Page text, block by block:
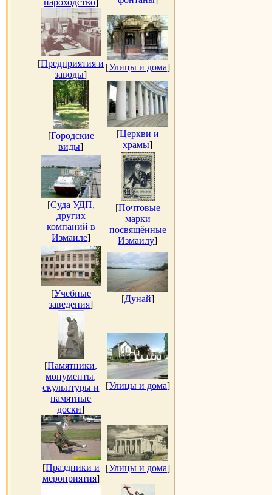
пароходство
[Предприятия и
заводы]
[Улицы и дома]
[Городские
виды]
[Церкви и
храмы]
[Суда УДП,
других
компаний в
Измаиле]
[Почтовые
марки
посвящённые
Измаилу]
[Учебные
заведения]
[Дунай]
[Памятники,
монументы,
скульптуры и
памятные
доски]
[Улицы и дома]
[Праздники и
мероприятия]
[Улицы и дома]